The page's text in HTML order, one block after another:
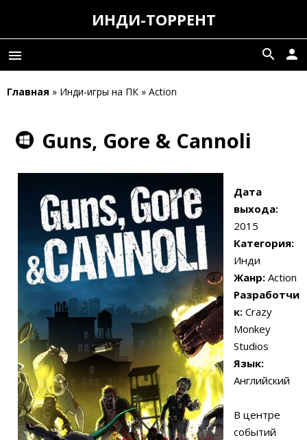
ИНДИ-ТОРРЕНТ
menu person
search
Главная » Инди-игры на ПК » Action
Guns, Gore & Cannoli
Дата
выхода:
2015
Категория:
Инди
Жанр: Action
Разработчи
к: Crazy
Monkey
Studios
Язык:
Английский
В центре
событий